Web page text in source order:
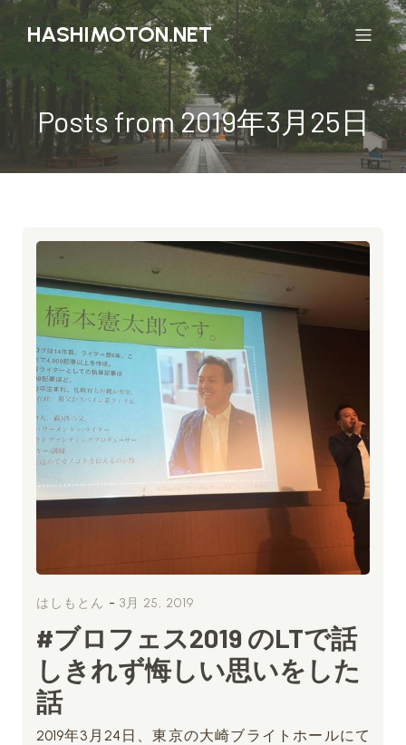
HASHIMOTON.NET
Posts from 2019年3月25日
はしもとん - 3月 25, 2019
#ブロフェス2019 のLTで話
しきれず悔しい思いをした
話
2019年3月24日、東京の大崎ブライトホールにて